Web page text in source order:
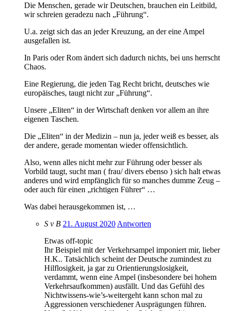
Die Menschen, gerade wir Deutschen, brauchen ein Leitbild,
wir schreien geradezu nach „Führung“.
U.a. zeigt sich das an jeder Kreuzung, an der eine Ampel
ausgefallen ist.
In Paris oder Rom ändert sich dadurch nichts, bei uns herrscht
Chaos.
Eine Regierung, die jeden Tag Recht bricht, deutsches wie
europäisches, taugt nicht zur „Führung“.
Unsere „Eliten“ in der Wirtschaft denken vor allem an ihre
eigenen Taschen.
Die „Eliten“ in der Medizin – nun ja, jeder weiß es besser, als
der andere, gerade momentan wieder offensichtlich.
Also, wenn alles nicht mehr zur Führung oder besser als
Vorbild taugt, sucht man ( frau/ divers ebenso ) sich halt etwas
anderes und wird empfänglich für so manches dumme Zeug –
oder auch für einen „richtigen Führer“ …
Was dabei herausgekommen ist, …
S v B 21. August 2020 Antworten
Etwas off-topic
Ihr Beispiel mit der Verkehrsampel imponiert mir, lieber
H.K.. Tatsächlich scheint der Deutsche zumindest zu
Hilflosigkeit, ja gar zu Orientierungslosigkeit,
verdammt, wenn eine Ampel (insbesondere bei hohem
Verkehrsaufkommen) ausfällt. Und das Gefühl des
Nichtwissens-wie’s-weitergeht kann schon mal zu
Aggressionen verschiedener Ausprägungen führen.